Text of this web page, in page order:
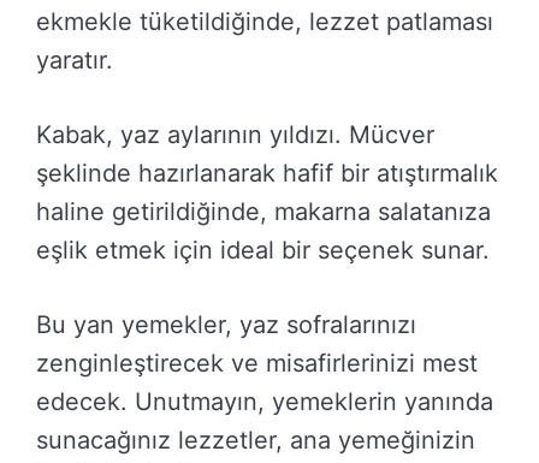
ekmekle tüketildiğinde, lezzet patlaması
yaratır.
Kabak, yaz aylarının yıldızı. Mücver
şeklinde hazırlanarak hafif bir atıştırmalık
haline getirildiğinde, makarna salatanıza
eşlik etmek için ideal bir seçenek sunar.
Bu yan yemekler, yaz sofralarınızı
zenginleştirecek ve misafirlerinizi mest
edecek. Unutmayın, yemeklerin yanında
sunacağınız lezzetler, ana yemeğinizin